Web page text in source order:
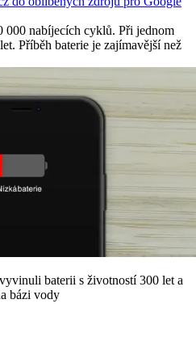
nabíjecích cyklů. Při jednom
Příběh baterie je zajímavější než
baterii s životností 300 let a
bázi vody